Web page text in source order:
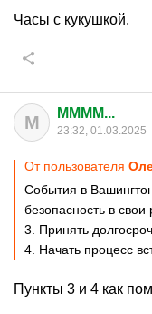
Часы с кукушкой.
M MMMM...
23:32, 01.03.2025
От пользователя
События в
безопасность в
3. Принять
4. Начать процесс
Пункты 3 и 4 как